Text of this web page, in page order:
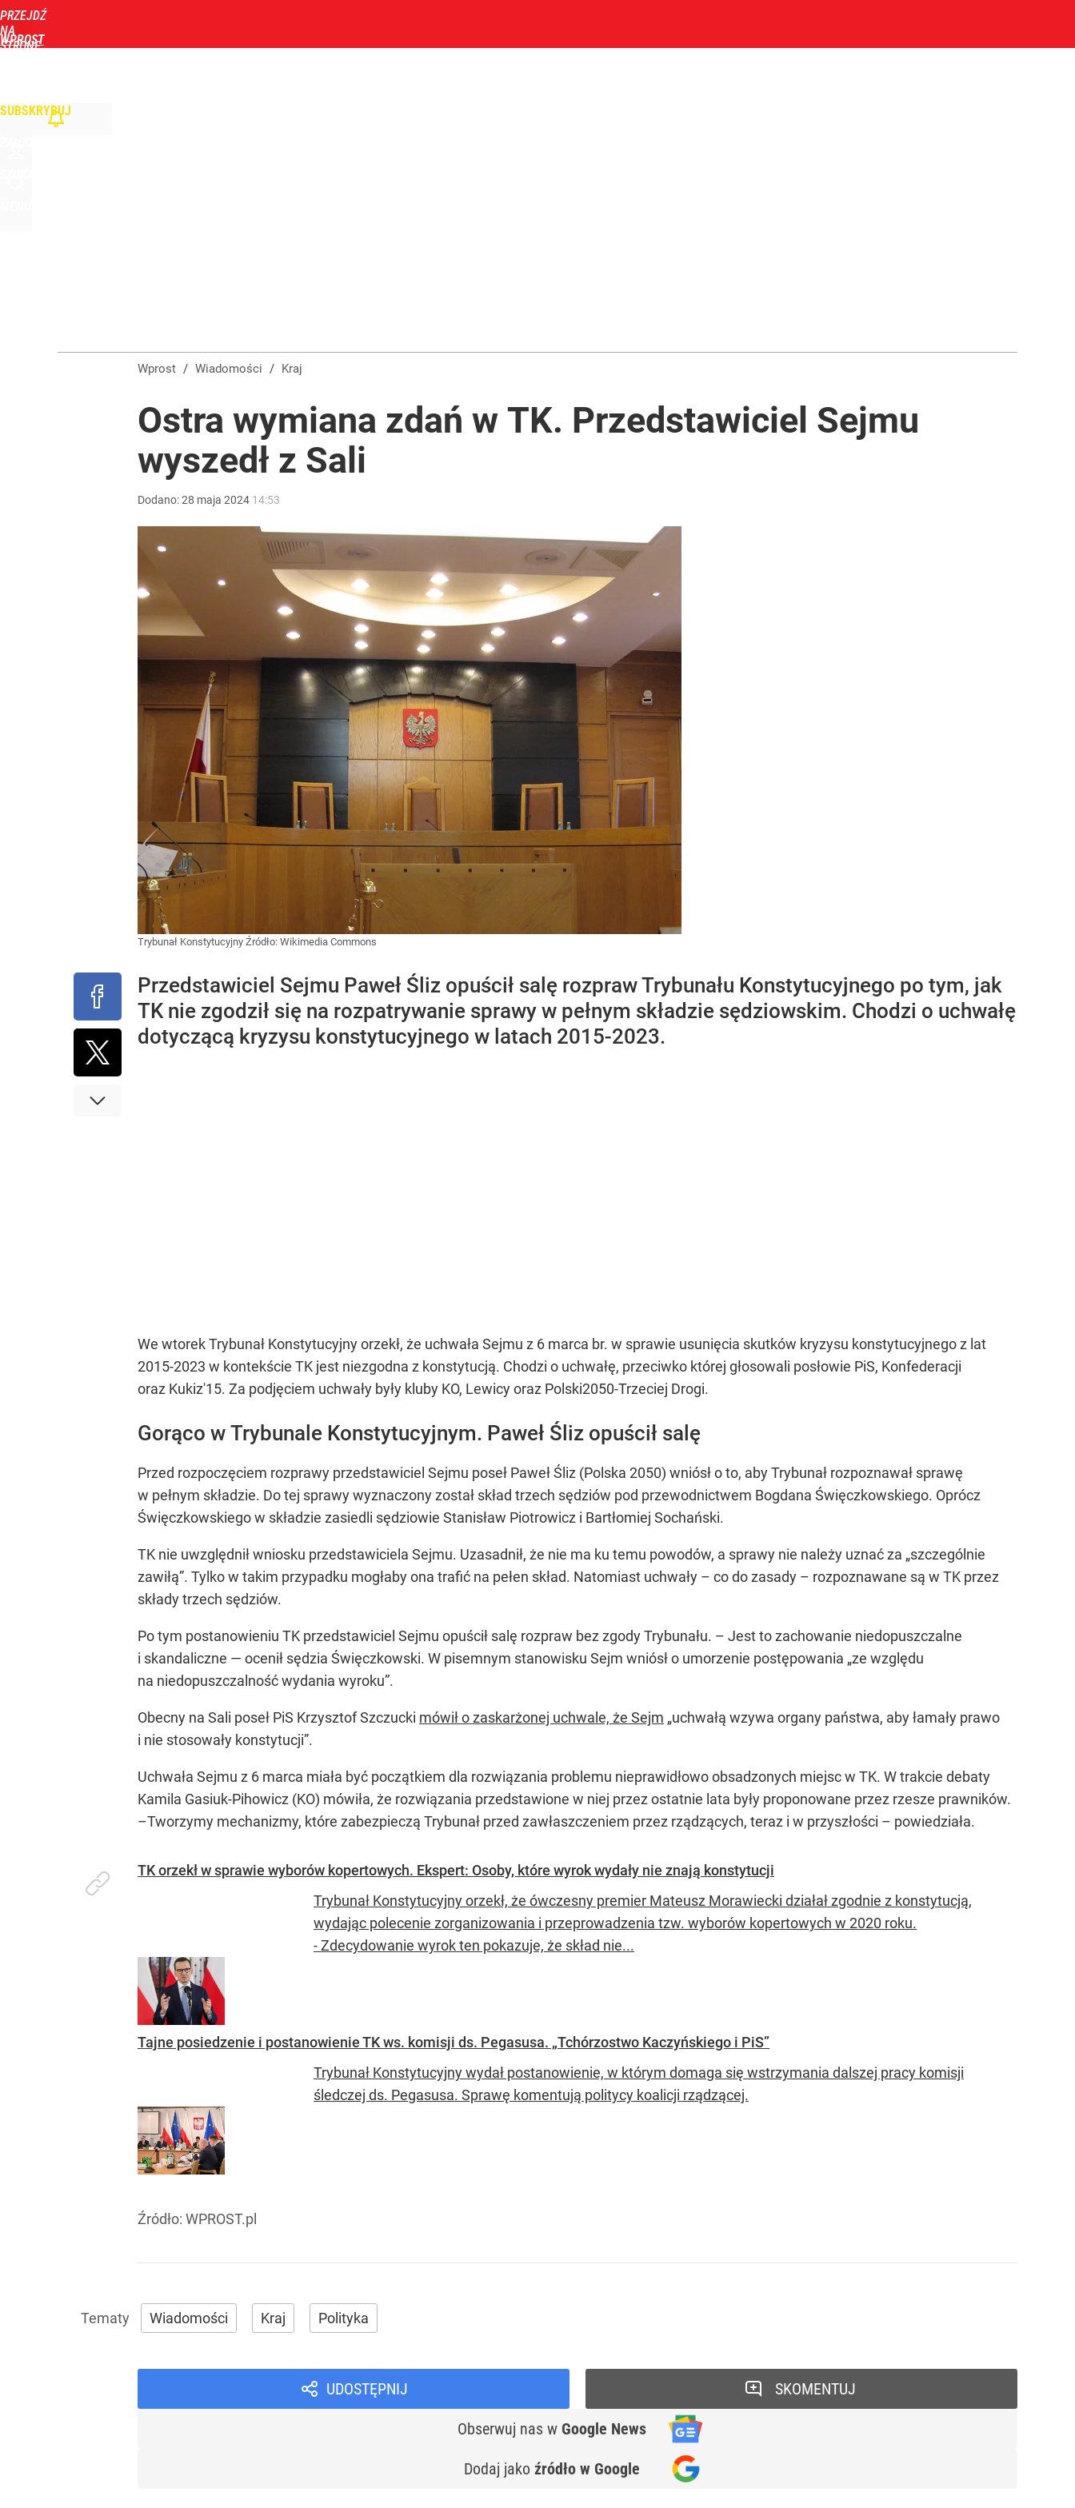
PRZEJDŹ
NA
STRONĘ
WPROST
SUBSKRYBUJ
1
Orlen stracił przez nich 1,5 mld zł? Menedżerom z czasów Obajtka grozi po 25 lat więzienia
Atak na 15-latka Kamiennej Górze. Trwa obława za sprawcą
Tego sondażu premier nie może zlekceważyć. Polacy o przywróceniu CPN
Wprost / Wiadomości / Kraj
Ostra wymiana zdań w TK. Przedstawiciel Sejmu
wyszedł z Sali
Dodano:28 maja 2024 14:53
Trybunał Konstytucyjny Źródło: Wikimedia Commons
Przedstawiciel Sejmu Paweł Śliz opuścił salę rozpraw Trybunału Konstytucyjnego po tym, jak
TK nie zgodził się na rozpatrywanie sprawy w pełnym składzie sędziowskim. Chodzi o uchwałę
dotyczącą kryzysu konstytucyjnego w latach 2015-2023.
We wtorek Trybunał Konstytucyjny orzekł, że uchwała Sejmu z 6 marca br. w sprawie usunięcia skutków kryzysu konstytucyjnego z lat
2015-2023 w kontekście TK jest niezgodna z konstytucją. Chodzi o uchwałę, przeciwko której głosowali posłowie PiS, Konfederacji
oraz Kukiz'15. Za podjęciem uchwały były kluby KO, Lewicy oraz Polski2050-Trzeciej Drogi.
Gorąco w Trybunale Konstytucyjnym. Paweł Śliz opuścił salę
Przed rozpoczęciem rozprawy przedstawiciel Sejmu poseł Paweł Śliz (Polska 2050) wniósł o to, aby Trybunał rozpoznawał sprawę
w pełnym składzie. Do tej sprawy wyznaczony został skład trzech sędziów pod przewodnictwem Bogdana Święczkowskiego. Oprócz
Święczkowskiego w składzie zasiedli sędziowie Stanisław Piotrowicz i Bartłomiej Sochański.
TK nie uwzględnił wniosku przedstawiciela Sejmu. Uzasadnił, że nie ma ku temu powodów, a sprawy nie należy uznać za „szczególnie
zawiłą”. Tylko w takim przypadku mogłaby ona trafić na pełen skład. Natomiast uchwały – co do zasady – rozpoznawane są w TK przez
składy trzech sędziów.
Po tym postanowieniu TK przedstawiciel Sejmu opuścił salę rozpraw bez zgody Trybunału. – Jest to zachowanie niedopuszczalne
i skandaliczne — ocenił sędzia Święczkowski. W pisemnym stanowisku Sejm wniósł o umorzenie postępowania „ze względu
na niedopuszczalność wydania wyroku”.
Obecny na Sali poseł PiS Krzysztof Szczucki mówił o zaskarżonej uchwale, że Sejm „uchwałą wzywa organy państwa, aby łamały prawo
i nie stosowały konstytucji”.
Uchwała Sejmu z 6 marca miała być początkiem dla rozwiązania problemu nieprawidłowo obsadzonych miejsc w TK. W trakcie debaty
Kamila Gasiuk-Pihowicz (KO) mówiła, że rozwiązania przedstawione w niej przez ostatnie lata były proponowane przez rzesze prawników.
–Tworzymy mechanizmy, które zabezpieczą Trybunał przed zawłaszczeniem przez rządzących, teraz i w przyszłości – powiedziała.
TK orzekł w sprawie wyborów kopertowych. Ekspert: Osoby, które wyrok wydały nie znają konstytucji
Trybunał Konstytucyjny orzekł, że ówczesny premier Mateusz Morawiecki działał zgodnie z konstytucją,
wydając polecenie zorganizowania i przeprowadzenia tzw. wyborów kopertowych w 2020 roku.
- Zdecydowanie wyrok ten pokazuje, że skład nie...
Tajne posiedzenie i postanowienie TK ws. komisji ds. Pegasusa. „Tchórzostwo Kaczyńskiego i PiS”
Trybunał Konstytucyjny wydał postanowienie, w którym domaga się wstrzymania dalszej pracy komisji
śledczej ds. Pegasusa. Sprawę komentują politycy koalicji rządzącej.
Źródło: WPROST.pl
Wiadomości Kraj Polityka
UDOSTĘPNIJ
Obserwuj nas w Google News
Dodaj jako źródło w Google
SKOMENTUJ